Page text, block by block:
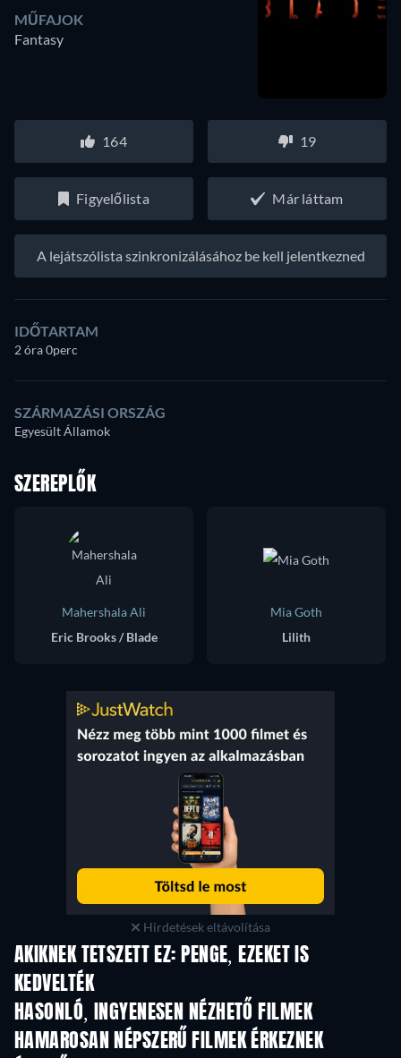
MŰFAJOK
Fantasy
164 19
Figyelőlista Már láttam
A lejátszólista szinkronizálásához be kell jelentkezned
IDŐTARTAM
2 óra 0perc
SZÁRMAZÁSI ORSZÁG
Egyesült Államok
SZEREPLŐK
Mahershala Ali
Eric Brooks / Blade
Mia Goth
Lilith
Hirdetések eltávolítása
AKIKNEK TETSZETT EZ: PENGE, EZEKET IS
KEDVELTÉK
HASONLÓ, INGYENESEN NÉZHETŐ FILMEK
HAMAROSAN NÉPSZERŰ FILMEK ÉRKEZNEK